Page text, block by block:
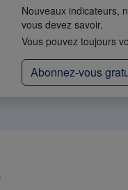
Nouveaux indicateurs,
vous devez savoir.
Vous pouvez toujours
Abonnez-vous